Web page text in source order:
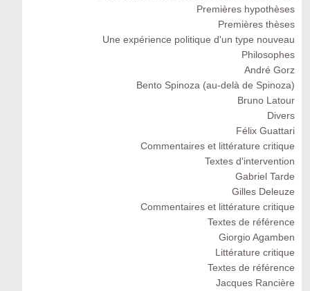
Premières hypothèses
Premières thèses
Une expérience politique d'un type nouveau
Philosophes
André Gorz
Bento Spinoza (au-delà de Spinoza)
Bruno Latour
Divers
Félix Guattari
Commentaires et littérature critique
Textes d'intervention
Gabriel Tarde
Gilles Deleuze
Commentaires et littérature critique
Textes de référence
Giorgio Agamben
Littérature critique
Textes de référence
Jacques Rancière